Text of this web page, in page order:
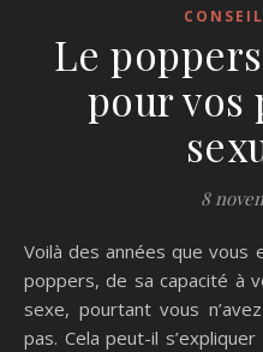
Le
pour vos
8
Voilà des années que vous entendez parler des vertus du
poppers, de sa capacité à
sexe, pourtant vous
pas. Cela peut-il